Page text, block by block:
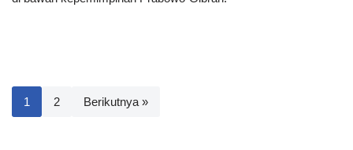
1 2 Berikutnya »